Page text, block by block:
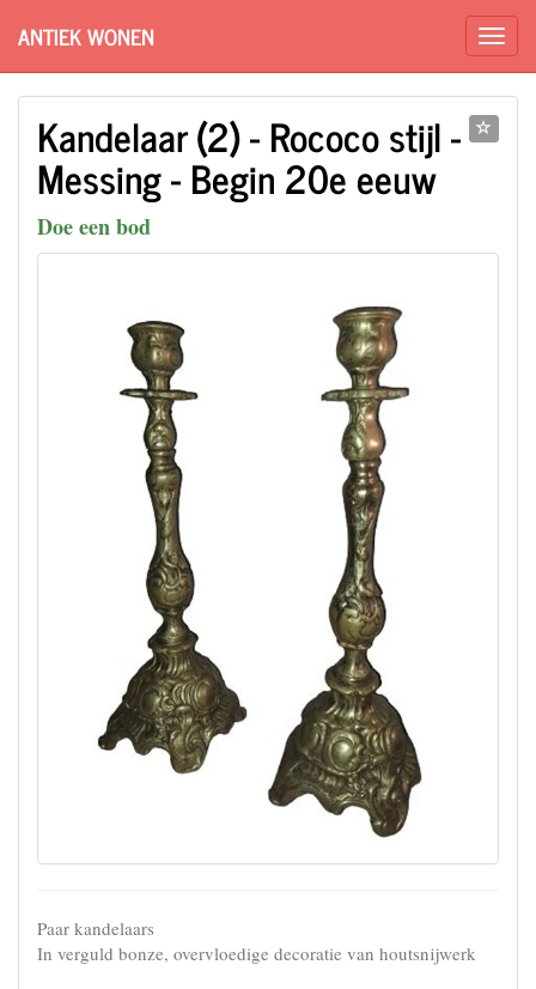
ANTIEK WONEN
Kandelaar (2) - Rococo stijl -
Messing - Begin 20e eeuw
Doe een bod
Paar kandelaars
In verguld bonze, overvloedige decoratie van houtsnijwerk